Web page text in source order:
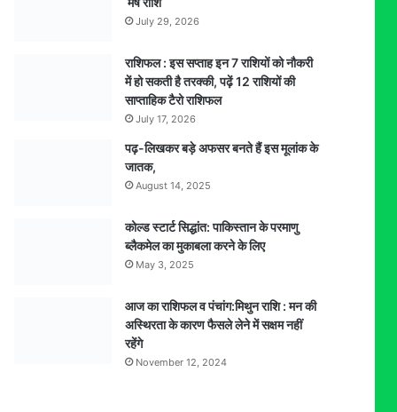
July 29, 2026
राशिफल : इस सप्ताह इन 7 राशियों को नौकरी
में हो सकती है तरक्की, पढ़ें 12 राशियों की
साप्ताहिक टैरो राशिफल
July 17, 2026
पढ़-लिखकर बड़े अफसर बनते हैं इस मूलांक के
जातक,
August 14, 2025
कोल्ड स्टार्ट सिद्धांत: पाकिस्तान के परमाणु
ब्लैकमेल का मुकाबला करने के लिए
May 3, 2025
आज का राशिफल व पंचांग:मिथुन राशि : मन की
अस्थिरता के कारण फैसले लेने में सक्षम नहीं
रहेंगे
November 12, 2024